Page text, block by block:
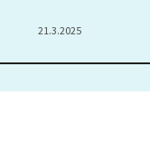
21.3.2025